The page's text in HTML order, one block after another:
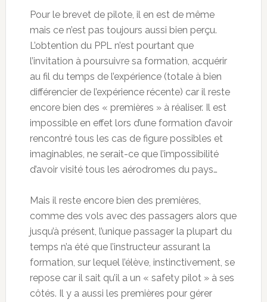
Pour le brevet de pilote, il en est de même
mais ce n’est pas toujours aussi bien perçu.
L’obtention du PPL n’est pourtant que
l’invitation à poursuivre sa formation, acquérir
au fil du temps de l’expérience (totale à bien
différencier de l’expérience récente) car il reste
encore bien des « premières » à réaliser. Il est
impossible en effet lors d’une formation d’avoir
rencontré tous les cas de figure possibles et
imaginables, ne serait-ce que l’impossibilité
d’avoir visité tous les aérodromes du pays…
Mais il reste encore bien des premières,
comme des vols avec des passagers alors que
jusqu’à présent, l’unique passager la plupart du
temps n’a été que l’instructeur assurant la
formation, sur lequel l’élève, instinctivement, se
repose car il sait qu’il a un « safety pilot » à ses
côtés. Il y a aussi les premières pour gérer